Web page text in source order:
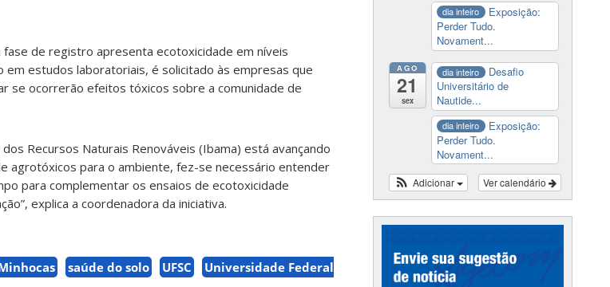
de registro apresenta ecotoxicidade em níveis
em estudos laboratoriais, é solicitado às empresas que
se ocorrerão efeitos tóxicos sobre a comunidade de
Recursos Naturais Renováveis (Ibama) está avançando
agrotóxicos para o ambiente, fez-se necessário entender
para complementar os ensaios de ecotoxicidade
explica a coordenadora da iniciativa.
saúde do solo UFSC
Universidade Federal
dia inteiro
Exposição:
Perder Tudo.
Novament...
AGO
21
sex
dia inteiro
Desafio
Universitário de
Nautide...
dia inteiro
Exposição:
Perder Tudo.
Novament...
Ver calendário
Adicionar